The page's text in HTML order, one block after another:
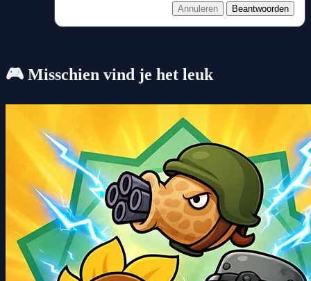
Annuleren Beantwoorden
🎮 Misschien vind je het leuk